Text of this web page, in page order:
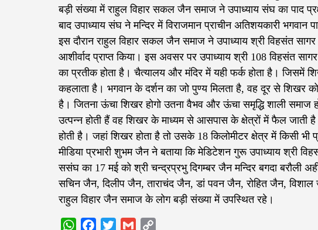
बड़ी संख्या में राहुल विहार सकल जैन समाज ने उपाध्याय संघ का पाद
बाद उपाध्याय संघ ने मन्दिर में विराजमान प्राचीन अतिशयकारी भगवान
इस दौरान राहुल विहार सकल जैन समाज ने उपाध्याय श्री विहसंत
आशीर्वाद प्राप्त किया। इस अवसर पर उपाध्याय श्री 108 विहसंत
का प्रतीक होता है। चैत्यालय और मंदिर में यही फर्क होता है। जिसमें
कहलाता है। भगवान के दर्शन का जो पुण्य मिलता है, वह दूर से शिखर
है। जितना ऊंचा शिखर होगो उतना वैभव और ऊंचा समृद्धि शाली समाज
उत्पन्न होती हैं वह शिखर के माध्यम से आसपास के क्षेत्रों में फैल जाती
होती है। जहां शिखर होता है तो उसके 18 किलोमीटर क्षेत्र में किसी भी
मीडिया प्रभारी शुभम जैन ने बताया कि मेडिटेशन गुरू उपाध्याय श्री
ससंघ का 17 मई को श्री चन्द्रप्रभु दिगम्बर जैन मन्दिर बगदा बरौली
सचिन जैन, दिलीप जैन, ताराचंद जैन, डां पवन जैन, रोहित जैन,
राहुल विहार जैन समाज के लोग बड़ी संख्या में उपस्थित रहे।
WhatsAppFacebook
Twitter Gmail